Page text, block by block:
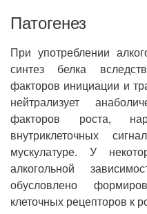
Патогенез
При употреблении
синтез белка
факторов инициации и
нейтрализует
факторов роста,
внутриклеточных
мускулатуре. У
алкогольной
обусловлено
клеточных рецепторов к